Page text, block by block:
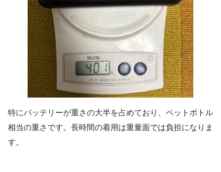
特にバッテリーが重さの大半を占めており、ペットボトル
相当の重さです。長時間の着用は重量面では負担になりま
す。